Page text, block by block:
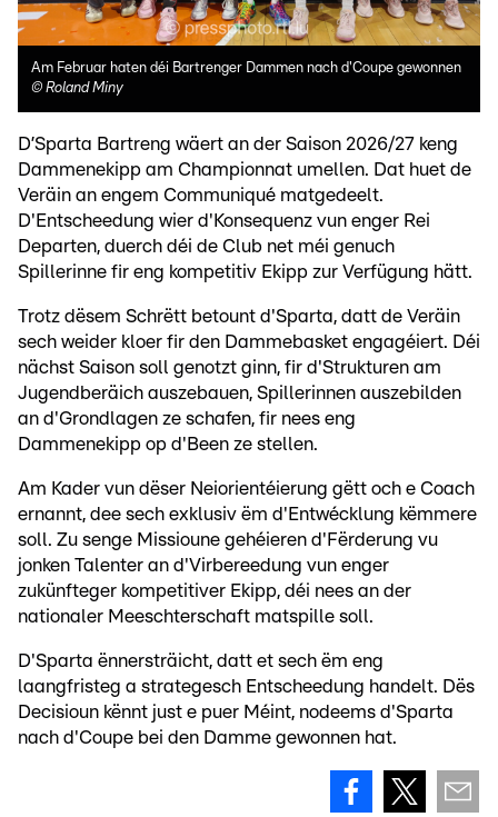
Am Februar haten déi Bartrenger Dammen nach d'Coupe gewonnen
© Roland Miny
D’Sparta Bartreng wäert an der Saison 2026/27 keng
Dammenekipp am Championnat umellen. Dat huet de
Veräin an engem Communiqué matgedeelt.
D'Entscheedung wier d'Konsequenz vun enger Rei
Departen, duerch déi de Club net méi genuch
Spillerinne fir eng kompetitiv Ekipp zur Verfügung hätt.
Trotz dësem Schrëtt betount d'Sparta, datt de Veräin
sech weider kloer fir den Dammebasket engagéiert. Déi
nächst Saison soll genotzt ginn, fir d'Strukturen am
Jugendberäich auszebauen, Spillerinnen auszebilden
an d'Grondlagen ze schafen, fir nees eng
Dammenekipp op d'Been ze stellen.
Am Kader vun dëser Neiorientéierung gëtt och e Coach
ernannt, dee sech exklusiv ëm d'Entwécklung këmmere
soll. Zu senge Missioune gehéieren d'Fërderung vu
jonken Talenter an d'Virbereedung vun enger
zukünfteger kompetitiver Ekipp, déi nees an der
nationaler Meeschterschaft matspille soll.
D'Sparta ënnersträicht, datt et sech ëm eng
laangfristeg a strategesch Entscheedung handelt. Dës
Decisioun kënnt just e puer Méint, nodeems d'Sparta
nach d'Coupe bei den Damme gewonnen hat.